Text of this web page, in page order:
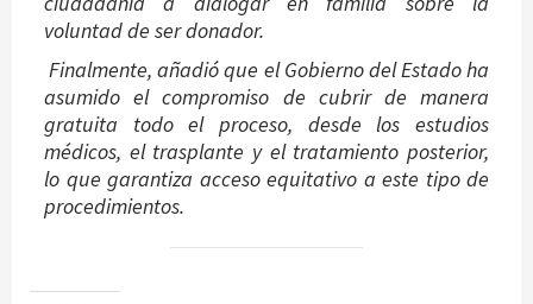
voluntad de ser donador.
Finalmente, añadió que el Gobierno del Estado ha
asumido el compromiso de cubrir de manera
gratuita todo el proceso, desde los estudios
médicos, el trasplante y el tratamiento posterior,
lo que garantiza acceso equitativo a este tipo de
procedimientos.